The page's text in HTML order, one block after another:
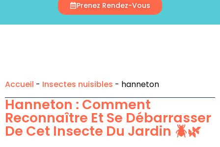
Prenez Rendez-Vous
Accueil - Insectes nuisibles - hanneton
Hanneton : Comment
Reconnaître Et Se Débarrasser
De Cet Insecte Du Jardin 🪲🌿